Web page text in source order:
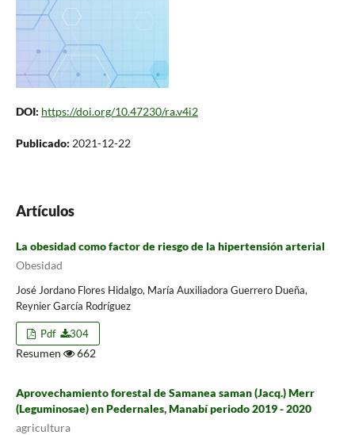
DOI: https://doi.org/10.47230/ra.v4i2
Publicado: 2021-12-22
Artículos
La obesidad como factor de riesgo de la hipertensión arterial
Obesidad
José Jordano Flores Hidalgo, María Auxiliadora Guerrero Dueña,
Reynier García Rodríguez
Pdf 304
Resumen 662
Aprovechamiento forestal de Samanea saman (Jacq.) Merr
(Leguminosae) en Pedernales, Manabí periodo 2019 - 2020
agricultura